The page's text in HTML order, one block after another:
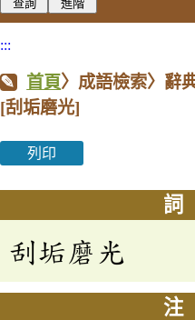
:::
首頁〉成語檢索〉辭
[刮垢磨光]
列印
刮垢磨光